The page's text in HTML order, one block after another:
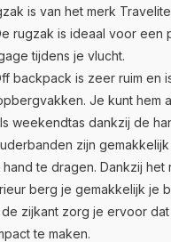
is van het merk
rugzak is ideaal voor een
tijdens je vlucht.
backpack is zeer ruim en
Je kunt hem
weekendtas dankzij de
zijn
te dragen. Dankzij het
berg je gemakkelijk je
zijkant zorg je ervoor
te maken.